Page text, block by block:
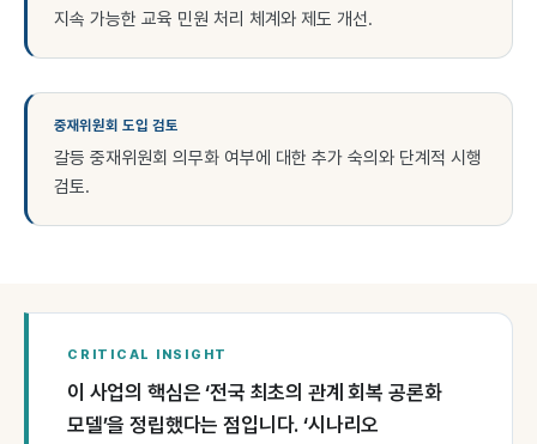
지속 가능한 교육 민원 처리 체계와 제도 개선.
중재위원회 도입 검토
갈등 중재위원회 의무화 여부에 대한 추가 숙의와 단계적 시행
검토.
CRITICAL INSIGHT
이 사업의 핵심은 ‘전국 최초의 관계 회복 공론화
모델’을 정립했다는 점입니다. ‘시나리오